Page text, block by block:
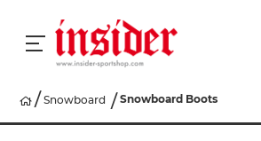
RACING
Snowboard Snowboard Boots